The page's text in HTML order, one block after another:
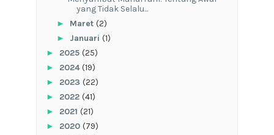
yang Tidak Selalu...
► Maret (2)
► Januari (1)
► 2025 (25)
► 2024(19)
► 2023 (22)
► 2022 (41)
► 2021 (21)
► 2020 (79)